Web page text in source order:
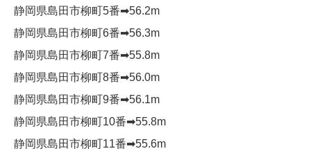
静岡県島田市柳町5番➡︎56.2m
静岡県島田市柳町6番➡︎56.3m
静岡県島田市柳町7番➡︎55.8m
静岡県島田市柳町8番➡︎56.0m
静岡県島田市柳町9番➡︎56.1m
静岡県島田市柳町10番➡︎55.8m
静岡県島田市柳町11番➡︎55.6m